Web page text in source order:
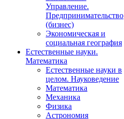
Управление.
Предпринимательство
(бизнес)
Экономическая и
социальная география
Естественные науки.
Математика
Естественные науки в
целом. Науковедение
Математика
Механика
Физика
Астрономия